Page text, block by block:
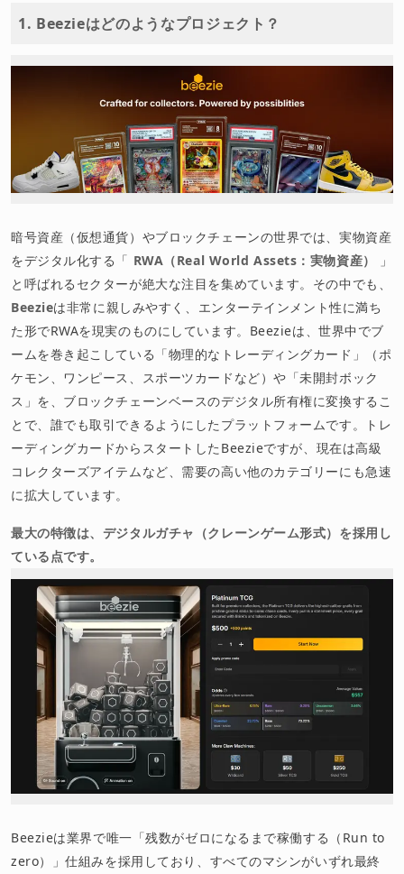
1. Beezieはどのようなプロジェクト？
暗号資産（仮想通貨）やブロックチェーンの世界では、実物資産
をデジタル化する「 RWA（Real World Assets：実物資産）
」
と呼ばれるセクターが絶大な注目を集めています。その中でも、
Beezieは非常に親しみやすく、エンターテインメント性に満ち
た形でRWAを現実のものにしています。Beezieは、世界中でブ
ームを巻き起こしている「物理的なトレーディングカード」（ポ
ケモン、ワンピース、スポーツカードなど）や「未開封ボック
ス」を、ブロックチェーンベースのデジタル所有権に変換するこ
とで、誰でも取引できるようにしたプラットフォームです。トレ
ーディングカードからスタートしたBeezieですが、現在は高級
コレクターズアイテムなど、需要の高い他のカテゴリーにも急速
に拡大しています。
最大の特徴は、デジタルガチャ（クレーンゲーム形式）を採用し
ている点です。
Beezieは業界で唯一「残数がゼロになるまで稼働する（Run to
zero）」仕組みを採用しており、すべてのマシンがいずれ最終